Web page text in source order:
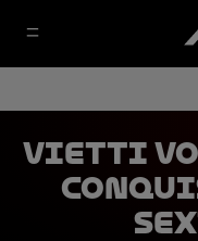
Vietti